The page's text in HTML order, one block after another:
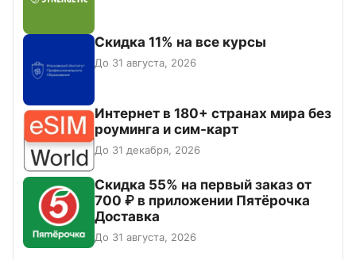
Скидка 11% на все курсы
До 31 августа, 2026
Интернет в 180+ странах мира без
роуминга и сим-карт
До 31 декабря, 2026
Скидка 55% на первый заказ от
700 ₽ в приложении Пятёрочка
Доставка
До 31 августа, 2026